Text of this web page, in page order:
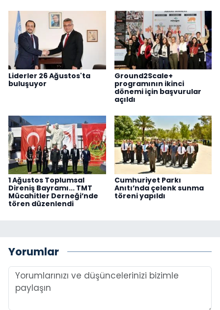
Liderler 26 Ağustos'ta
buluşuyor
Ground2Scale+
programının ikinci
dönemi için başvurular
açıldı
1 Ağustos Toplumsal
Direniş Bayramı... TMT
Mücahitler Derneği’nde
tören düzenlendi
Cumhuriyet Parkı
Anıtı’nda çelenk sunma
töreni yapıldı
Yorumlar